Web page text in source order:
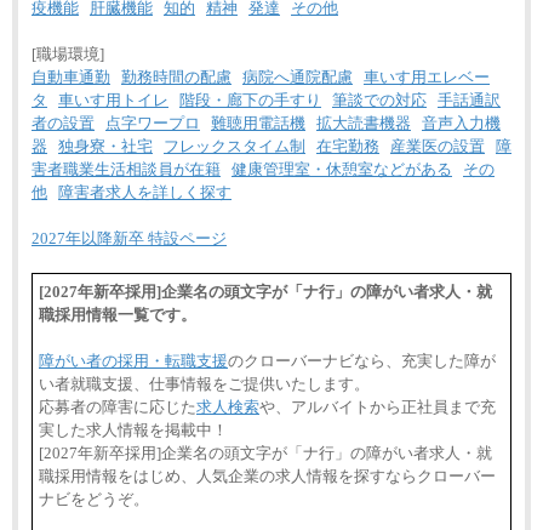
疫機能 肝臓機能 知的 精神 発達 その他
[職場環境]
自動車通勤
勤務時間の配慮 病院へ通院配慮 車いす用エレベー
タ
車いす用トイレ 階段・廊下の手すり 筆談での対応 手話通訳
者の設置
点字ワープロ 難聴用電話機 拡大読書機器
音声入力機
器
独身寮・社宅 フレックスタイム制 在宅勤務 産業医の設置
障
害者職業生活相談員が在籍 健康管理室・休憩室などがある
その
他
障害者求人を詳しく探す
2027年以降新卒 特設ページ
[2027年新卒採用]企業名の頭文字が「ナ行」の障がい者求人・就
職採用情報一覧です。
障がい者の採用・転職支援のクローバーナビなら、充実した障が
い者就職支援、仕事情報をご提供いたします。
応募者の障害に応じた求人検索や、アルバイトから正社員まで充
実した求人情報を掲載中！
[2027年新卒採用]企業名の頭文字が「ナ行」の障がい者求人・就
職採用情報をはじめ、人気企業の求人情報を探すならクローバー
ナビをどうぞ。